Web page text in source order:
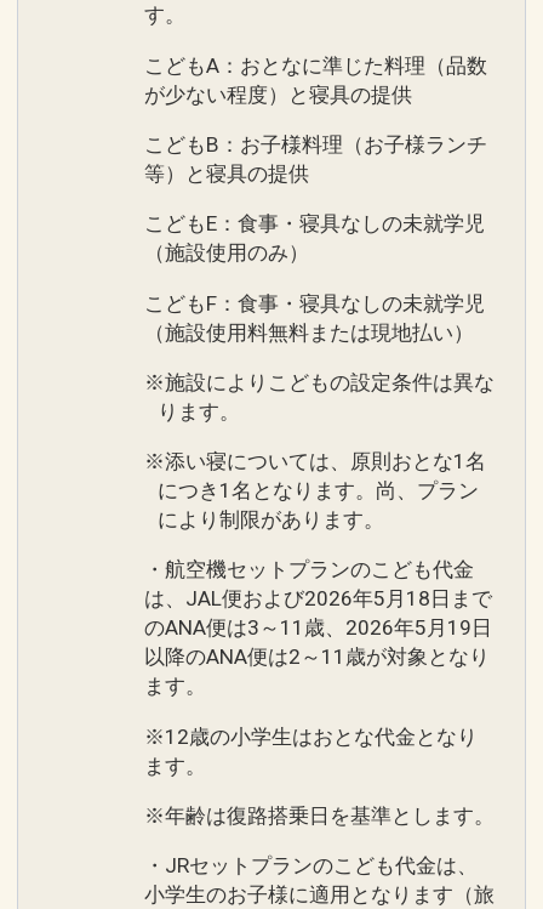
す。
こどもA：おとなに準じた料理（品数
が少ない程度）と寝具の提供
こどもB：お子様料理（お子様ランチ
等）と寝具の提供
こどもE：食事・寝具なしの未就学児
（施設使用のみ）
こどもF：食事・寝具なしの未就学児
（施設使用料無料または現地払い）
※施設によりこどもの設定条件は異な
ります。
※添い寝については、原則おとな1名
につき1名となります。尚、プラン
により制限があります。
・航空機セットプランのこども代金
は、JAL便および2026年5月18日まで
のANA便は3～11歳、2026年5月19日
以降のANA便は2～11歳が対象となり
ます。
※12歳の小学生はおとな代金となり
ます。
※年齢は復路搭乗日を基準とします。
・JRセットプランのこども代金は、
小学生のお子様に適用となります（旅